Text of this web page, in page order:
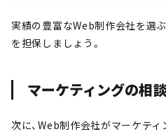
実績の豊富なWeb制作会社を選
を担保しましょう。
マーケティングの相
次に、Web制作会社がマーケテ